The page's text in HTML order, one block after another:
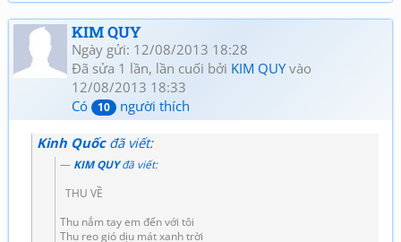
KIM QUY
Ngày gửi: 12/08/2013 18:28
Đã sửa 1 lần, lần cuối bởi KIM QUYvào
12/08/2013 18:33
Có
10 người thích
Kinh Quốcđã viết:
KIM QUYđã viết:
THU VỀ
Thu nắm tay em đến với tôi
Thu reo gió dịu mát xanh trời